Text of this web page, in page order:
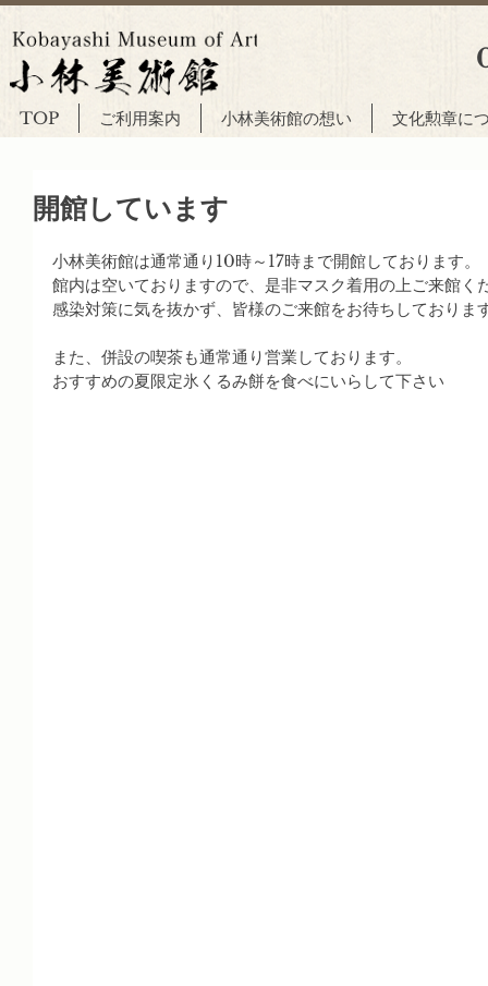
TOP ご利用案内 小林美術館の想い 文化勲章に
開館しています
小林美術館は通常通り10時～17時まで開館しております
館内は空いておりますので、是非マスク着用の上ご来館く
感染対策に気を抜かず、皆様のご来館をお待ちしておりま
また、併設の喫茶も通常通り営業しております。
おすすめの夏限定氷くるみ餅を食べにいらして下さい